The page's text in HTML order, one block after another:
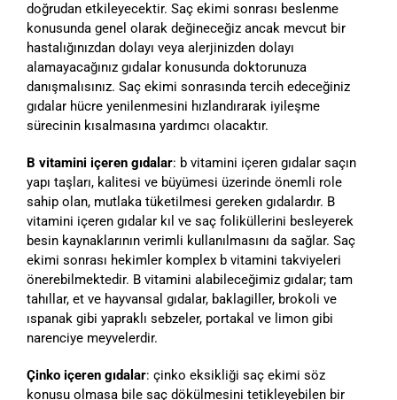
doğrudan etkileyecektir. Saç ekimi sonrası beslenme
konusunda genel olarak değineceğiz ancak mevcut bir
hastalığınızdan dolayı veya alerjinizden dolayı
alamayacağınız gıdalar konusunda doktorunuza
danışmalısınız. Saç ekimi sonrasında tercih edeceğiniz
gıdalar hücre yenilenmesini hızlandırarak iyileşme
sürecinin kısalmasına yardımcı olacaktır.
B vitamini içeren gıdalar: b vitamini içeren gıdalar saçın
yapı taşları, kalitesi ve büyümesi üzerinde önemli role
sahip olan, mutlaka tüketilmesi gereken gıdalardır. B
vitamini içeren gıdalar kıl ve saç foliküllerini besleyerek
besin kaynaklarının verimli kullanılmasını da sağlar. Saç
ekimi sonrası hekimler komplex b vitamini takviyeleri
önerebilmektedir. B vitamini alabileceğimiz gıdalar; tam
tahıllar, et ve hayvansal gıdalar, baklagiller, brokoli ve
ıspanak gibi yapraklı sebzeler, portakal ve limon gibi
narenciye meyvelerdir.
Çinko içeren gıdalar: çinko eksikliği saç ekimi söz
konusu olmasa bile saç dökülmesini tetikleyebilen bir